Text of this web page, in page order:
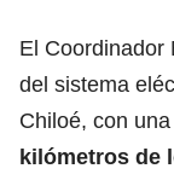
El Coordinador
del sistema
Chiloé, con una
kilómetros de